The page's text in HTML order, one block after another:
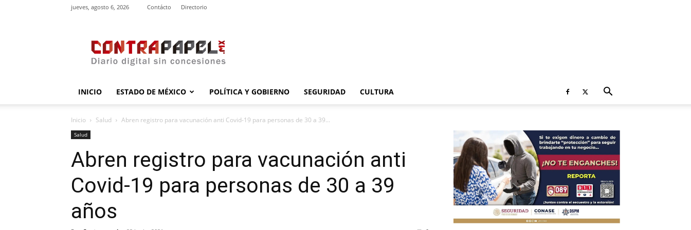
jueves, agosto 6, 2026 Contácto Directorio
INICIO ESTADO DE MÉXICO POLÍTICA Y GOBIERNO SEGURIDAD CULTURA
Inicio Salud Abren registro para vacunación anti Covid-19 para personas de 30 a 39...
Salud
Abren registro para vacunación anti
Covid-19 para personas de 30 a 39
años